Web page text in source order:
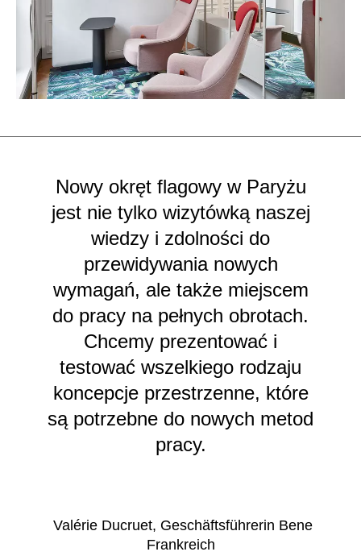
Nowy okręt flagowy w Paryżu
jest nie tylko wizytówką naszej
wiedzy i zdolności do
przewidywania nowych
wymagań, ale także miejscem
do pracy na pełnych obrotach.
Chcemy prezentować i
testować wszelkiego rodzaju
koncepcje przestrzenne, które
są potrzebne do nowych metod
pracy.
Valérie Ducruet, Geschäftsführerin Bene
Frankreich